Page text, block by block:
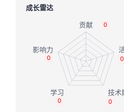
成长雷达
0
0
0
0
0